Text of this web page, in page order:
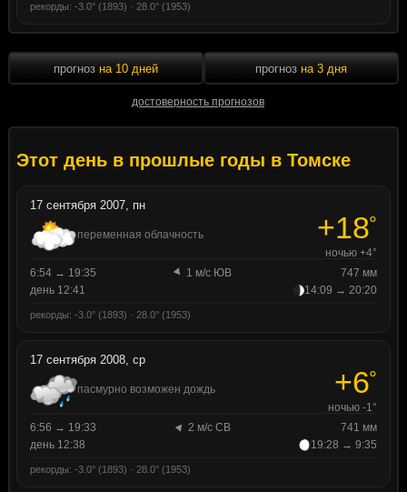
рекорды: -3.0° (1893) · 28.0° (1953)
прогноз на 10 дней
достоверность прогнозов
прогноз на 3 дня
Этот день в прошлые годы в Томске
17 сентября 2007, пн
переменная облачность +18°
ночью +4°
6:54 → 19:35
1 м/с ЮВ
747 мм
день 12:41
14:09 → 20:20
рекорды: -3.0° (1893) · 28.0° (1953)
17 сентября 2008, ср
пасмурно возможен дождь +6°
ночью -1°
6:56 → 19:33
2 м/с СВ
741 мм
день 12:38
19:28 → 9:35
рекорды: -3.0° (1893) · 28.0° (1953)